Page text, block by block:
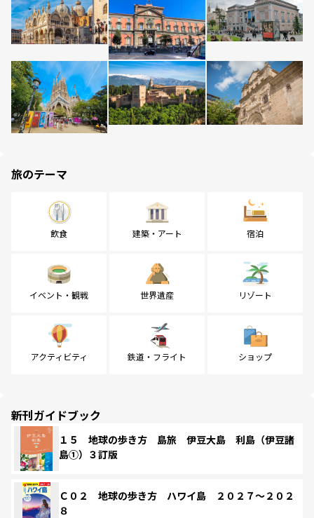
旅のテーマ
飲食 建築・アート 宿泊
イベント・観戦 世界遺産 リゾート
アクティビティ 鉄道・フライト ショップ
新刊ガイドブック
１５ 地球の歩き方 島旅 伊豆大島 利島（伊豆諸
島①）３訂版
Ｃ０２ 地球の歩き方 ハワイ島 ２０２７～２０２
８